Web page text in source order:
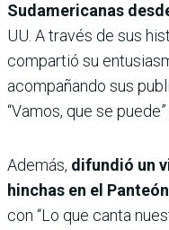
Sudamericanas
UU. A través de sus
compartió su
acompañando sus
“Vamos, que se
Además, difundió un
hinchas en el
con “Lo que canta